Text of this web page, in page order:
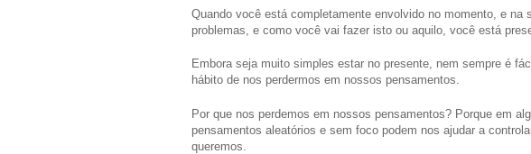
Quando você está completamente envolvido no momento, e na
problemas, e como você vai fazer isto ou aquilo, você está
Embora seja muito simples estar no presente, nem sempre é
hábito de nos perdermos em nossos pensamentos.
Por que nos perdemos em nossos pensamentos? Porque em
pensamentos aleatórios e sem foco podem nos ajudar a
queremos.